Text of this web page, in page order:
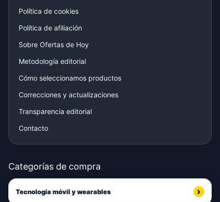
Política de cookies
Política de afiliación
Sobre Ofertas de Hoy
Metodología editorial
Cómo seleccionamos productos
Correcciones y actualizaciones
Transparencia editorial
Contacto
Categorías de compra
Tecnología móvil y wearables